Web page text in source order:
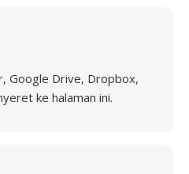
Google Drive, Dropbox,
ke halaman ini.